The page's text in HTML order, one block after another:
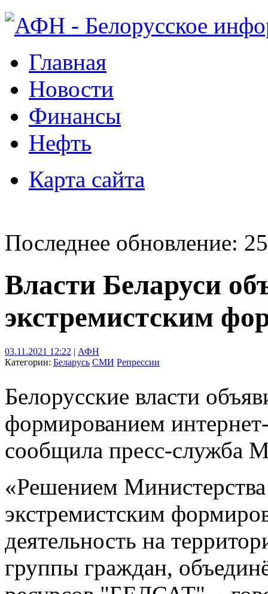
Главная
Новости
Финансы
Нефть
Карта сайта
Последнее обновление:
Власти Беларуси
экстремистским
03.11.2021 12:22 | АФН
Категории: Беларусь СМИ Репрессии
Белорусские власти
формированием
сообщила пресс-служба
«Решением
экстремистским
деятельность на
группы граждан,